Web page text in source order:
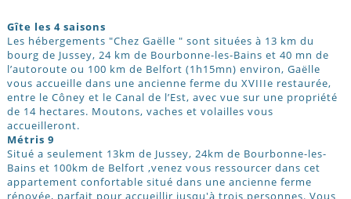
Gîte les 4 saisons
Les hébergements "Chez Gaëlle " sont situées à 13 km du
bourg de Jussey, 24 km de Bourbonne-les-Bains et 40 mn de
l’autoroute ou 100 km de Belfort (1h15mn) environ, Gaëlle
vous accueille dans une ancienne ferme du XVIIIe restaurée,
entre le Côney et le Canal de l’Est, avec vue sur une propriété
de 14 hectares. Moutons, vaches et volailles vous
accueilleront.
Métris 9
Situé a seulement 13km de Jussey, 24km de Bourbonne-les-
Bains et 100km de Belfort ,venez vous ressourcer dans cet
appartement confortable situé dans une ancienne ferme